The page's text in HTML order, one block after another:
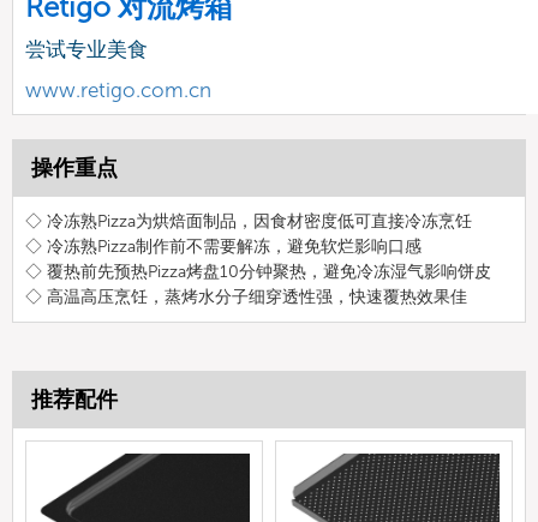
尝试专业美食
www.retigo.com.cn
操作重点
◇ 冷冻熟Pizza为烘焙面制品，因食材密度低可直接冷冻烹饪
◇ 冷冻熟Pizza制作前不需要解冻，避免软烂影响口感
◇ 覆热前先预热Pizza烤盘10分钟聚热，避免冷冻湿气影响饼皮
◇ 高温高压烹饪，蒸烤水分子细穿透性强，快速覆热效果佳
推荐配件